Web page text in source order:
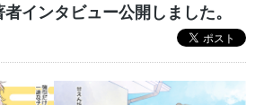
インタビュー公開しました。